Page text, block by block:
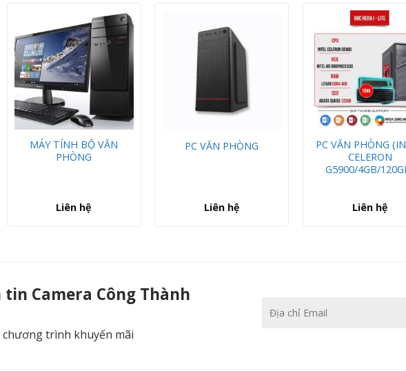
MÁY TÍNH BỘ VĂN
PHÒNG
Liên hệ
PC VĂN PHÒNG
Liên hệ
PC VĂN PHÒNG
CELERON
G5900/4GB/
Liên hệ
Camera Công Thành
trình khuyến mãi